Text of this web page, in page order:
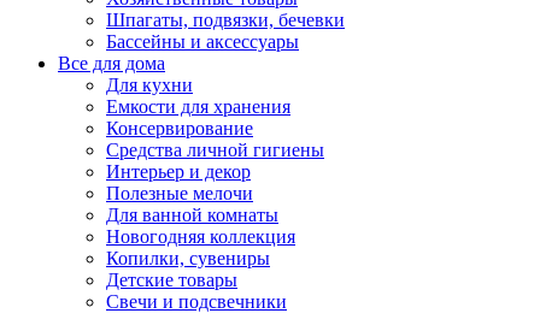
Шпагаты, подвязки, бечевки
Бассейны и аксессуары
Все для дома
Для кухни
Емкости для хранения
Консервирование
Средства личной гигиены
Интерьер и декор
Полезные мелочи
Для ванной комнаты
Новогодняя коллекция
Копилки, сувениры
Детские товары
Свечи и подсвечники